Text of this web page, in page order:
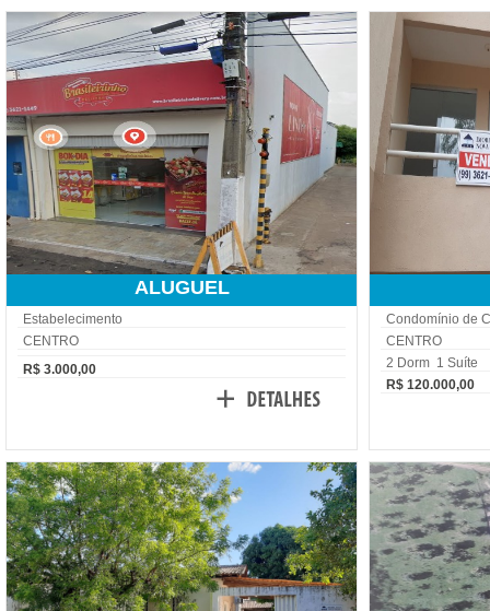
ALUGUEL
Estabelecimento
CENTRO
R$ 3.000,00
Condomínio de
CENTRO
2 Dorm 1 Suíte
R$ 120.000,00